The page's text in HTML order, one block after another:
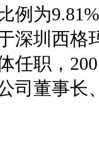
例为
深圳西格
任职，
司董事长